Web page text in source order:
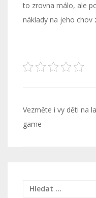
to zrovna málo, ale
náklady na jeho chov
Navigace
pro
Vezměte i vy děti na
game
Vyhledávání